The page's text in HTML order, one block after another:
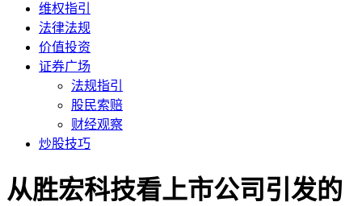
维权指引
法律法规
价值投资
证券广场
法规指引
股民索赔
财经观察
炒股技巧
从胜宏科技看上市公司引发的